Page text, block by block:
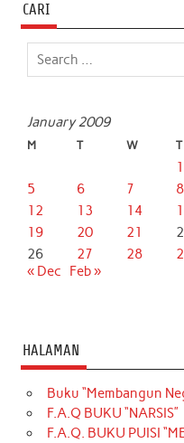
o
o
e
A
d
CARI
January 2009
M T W T
1
5
6 7 8
12
13 14
19
20 21
26
27 28
« Dec
Feb »
HALAMAN
Buku “Membangun
F.A.Q BUKU “NARSIS”
F.A.Q. BUKU PUISI